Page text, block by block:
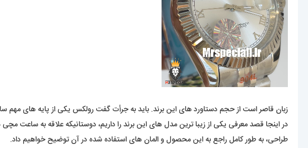
زبان قاصر است از حجم دستاورد های این برند. باید به جرأت گفت رولکس یکی از پایه های
در اینجا قصد معرفی یکی از زیبا ترین مدل های این برند را داریم، دوستانیکه علاقه به
طراحی، به طور کامل راجع به این محصول و المان های استفاده شده در آن توضیح خواهیم داد.